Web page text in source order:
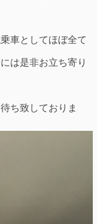
車としてほぼ全て
は是非お立ち寄り
ち致しておりま